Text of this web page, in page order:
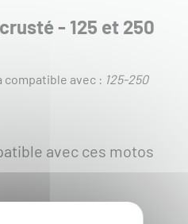
- 125 et 250
compatible avec : 125-250
avec ces motos
2014-